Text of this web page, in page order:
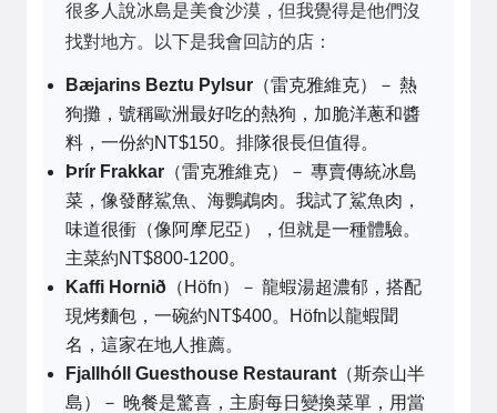
很多人說冰島是美食沙漠，但我覺得是他們沒
找對地方。以下是我會回訪的店：
Bæjarins Beztu Pylsur （雷克雅維克）－ 熱
狗攤，號稱歐洲最好吃的熱狗，加脆洋蔥和醬
料，一份約NT$150。排隊很長但值得。
Þrír Frakkar （雷克雅維克）－ 專賣傳統冰島
菜，像發酵鯊魚、海鸚鵡肉。我試了鯊魚肉，
味道很衝（像阿摩尼亞），但就是一種體驗。
主菜約NT$800-1200。
Kaffi Hornið （Höfn）－ 龍蝦湯超濃郁，搭配
現烤麵包，一碗約NT$400。Höfn以龍蝦聞
名，這家在地人推薦。
Fjallhóll Guesthouse Restaurant （斯奈山半
島）－ 晚餐是驚喜，主廚每日變換菜單，用當